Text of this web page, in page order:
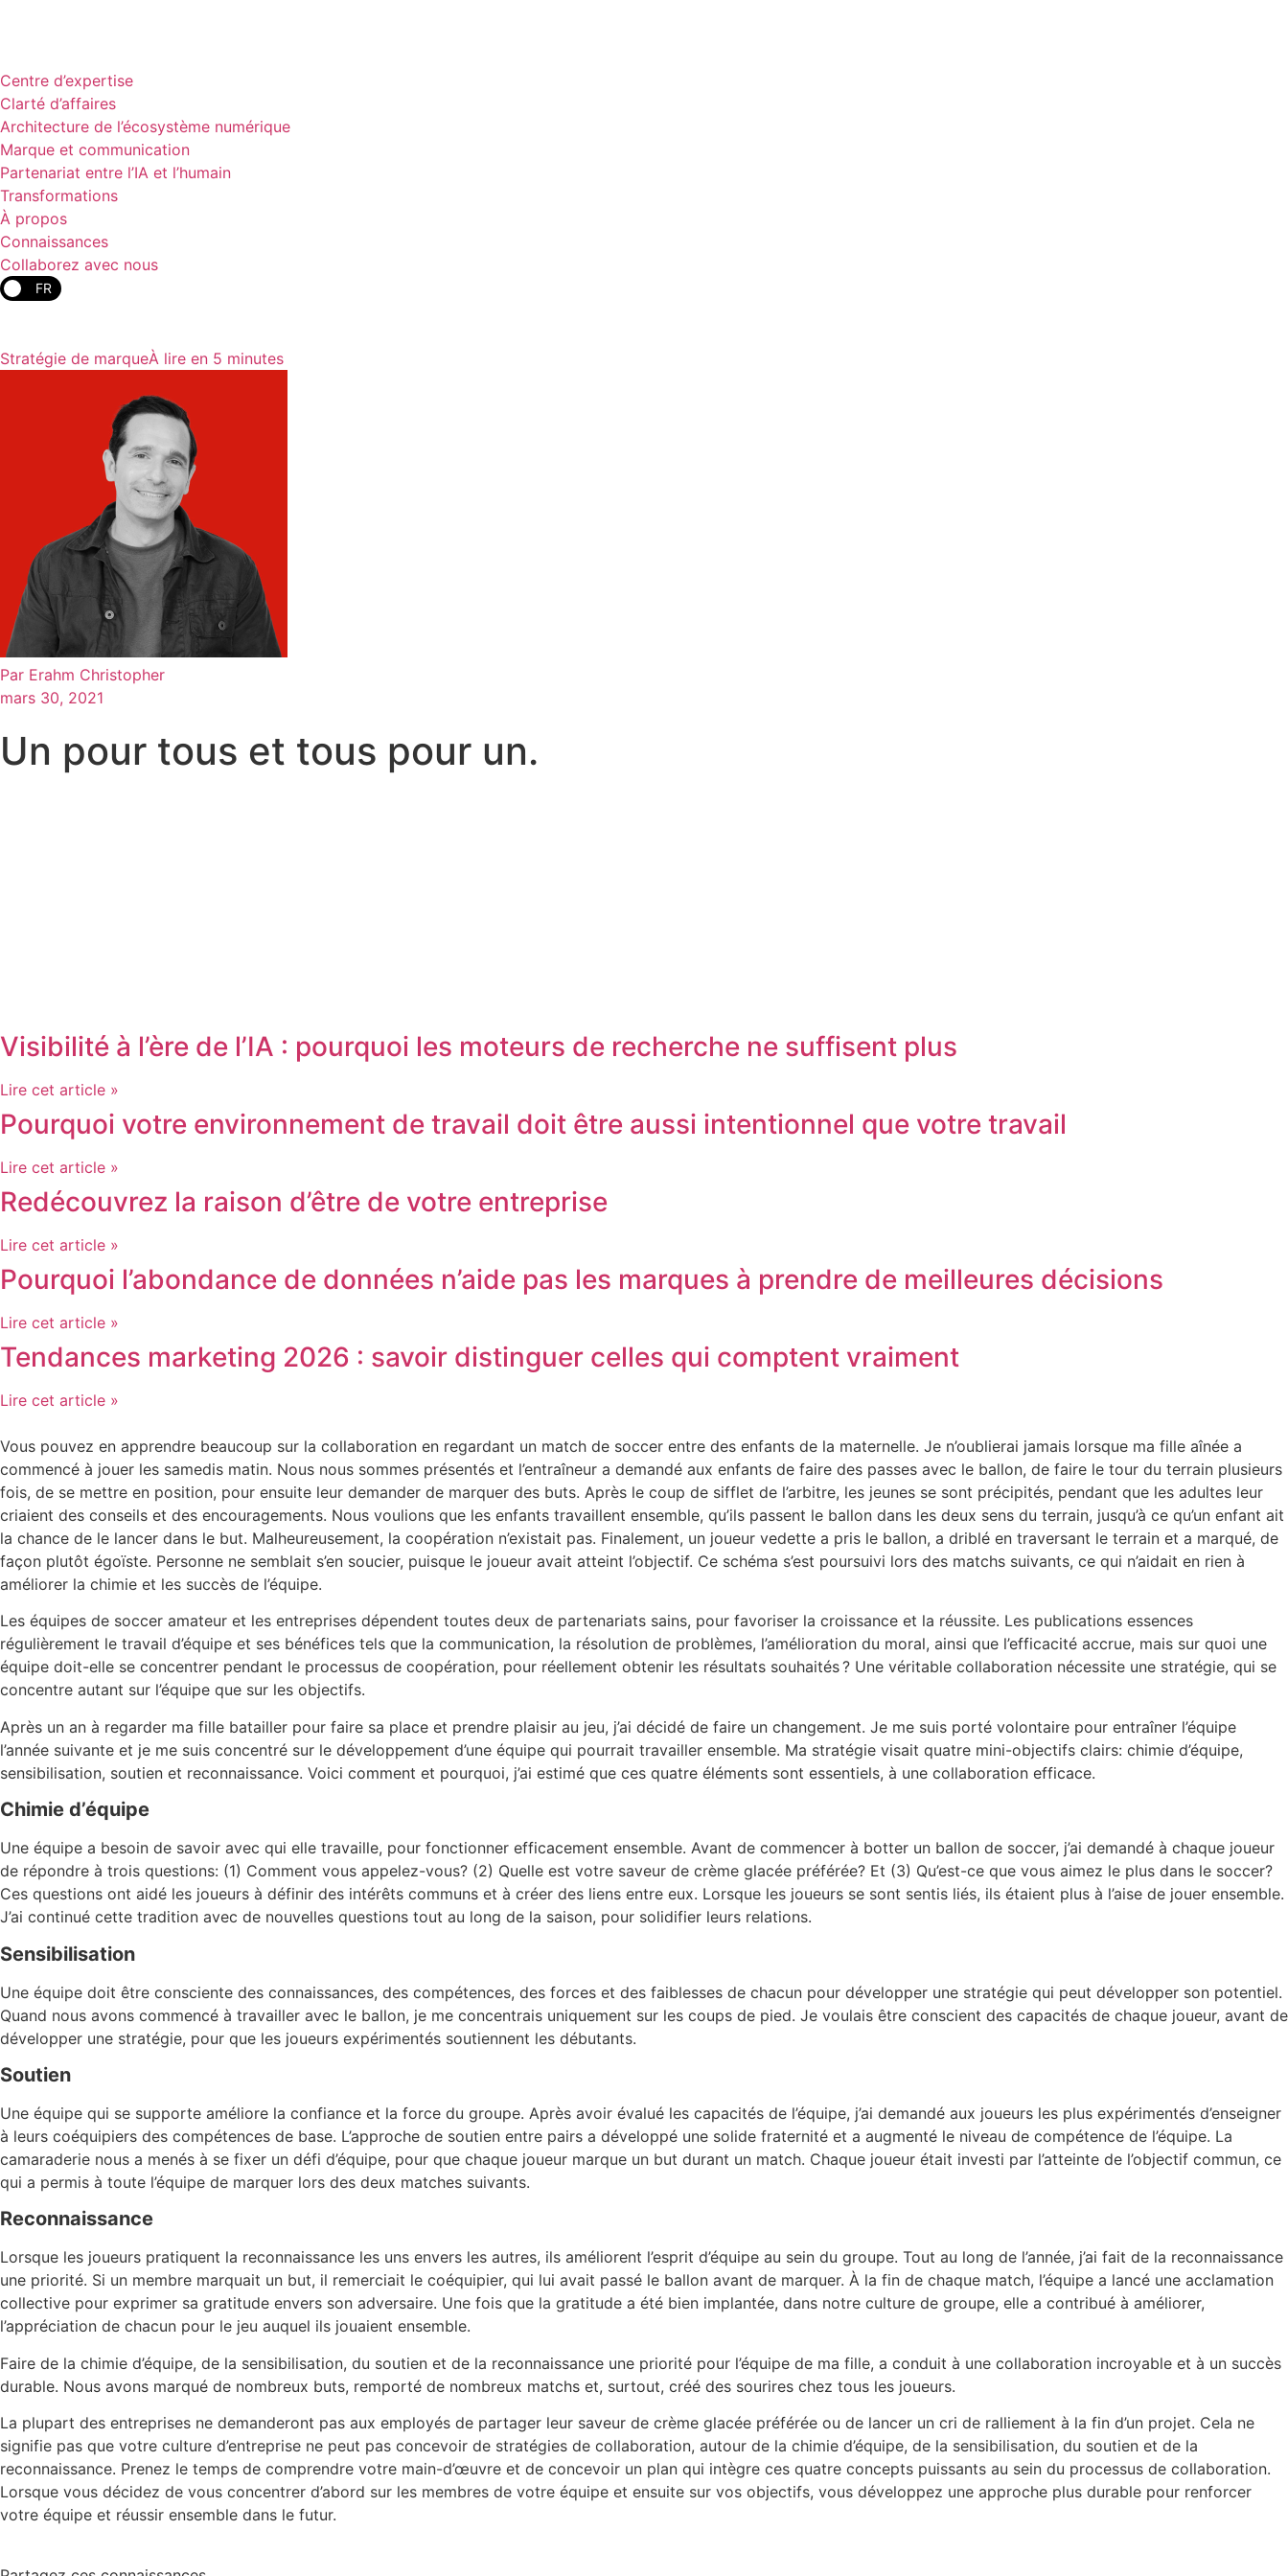
Centre d’expertise
Clarté d’affaires
Architecture de l’écosystème numérique
Marque et communication
Partenariat entre l’IA et l’humain
Transformations
À propos
Connaissances
Collaborez avec nous
FR
Stratégie de marqueÀ lire en 5 minutes
Par Erahm Christopher
mars 30, 2021
Un pour tous et tous pour un.
Visibilité à l’ère de l’IA : pourquoi les moteurs de recherche ne suffisent plus
Lire cet article »
Pourquoi votre environnement de travail doit être aussi intentionnel que votre travail
Lire cet article »
Redécouvrez la raison d’être de votre entreprise
Lire cet article »
Pourquoi l’abondance de données n’aide pas les marques à prendre de meilleures décisions
Lire cet article »
Tendances marketing 2026 : savoir distinguer celles qui comptent vraiment
Lire cet article »
Vous pouvez en apprendre beaucoup sur la collaboration en regardant un match de soccer entre des enfants de la maternelle. Je n’oublierai jamais lorsque ma fille aînée a
commencé à jouer les samedis matin. Nous nous sommes présentés et l’entraîneur a demandé aux enfants de faire des passes avec le ballon, de faire le tour du terrain plusieurs
fois, de se mettre en position, pour ensuite leur demander de marquer des buts. Après le coup de sifflet de l’arbitre, les jeunes se sont précipités, pendant que les adultes leur
criaient des conseils et des encouragements. Nous voulions que les enfants travaillent ensemble, qu’ils passent le ballon dans les deux sens du terrain, jusqu’à ce qu’un enfant ait
la chance de le lancer dans le but. Malheureusement, la coopération n’existait pas. Finalement, un joueur vedette a pris le ballon, a driblé en traversant le terrain et a marqué, de
façon plutôt égoïste. Personne ne semblait s’en soucier, puisque le joueur avait atteint l’objectif. Ce schéma s’est poursuivi lors des matchs suivants, ce qui n’aidait en rien à
améliorer la chimie et les succès de l’équipe.
Les équipes de soccer amateur et les entreprises dépendent toutes deux de partenariats sains, pour favoriser la croissance et la réussite. Les publications essences
régulièrement le travail d’équipe et ses bénéfices tels que la communication, la résolution de problèmes, l’amélioration du moral, ainsi que l’efficacité accrue, mais sur quoi une
équipe doit-elle se concentrer pendant le processus de coopération, pour réellement obtenir les résultats souhaités ? Une véritable collaboration nécessite une stratégie, qui se
concentre autant sur l’équipe que sur les objectifs.
Après un an à regarder ma fille batailler pour faire sa place et prendre plaisir au jeu, j’ai décidé de faire un changement. Je me suis porté volontaire pour entraîner l’équipe
l’année suivante et je me suis concentré sur le développement d’une équipe qui pourrait travailler ensemble. Ma stratégie visait quatre mini-objectifs clairs: chimie d’équipe,
sensibilisation, soutien et reconnaissance. Voici comment et pourquoi, j’ai estimé que ces quatre éléments sont essentiels, à une collaboration efficace.
Chimie d’équipe
Une équipe a besoin de savoir avec qui elle travaille, pour fonctionner efficacement ensemble. Avant de commencer à botter un ballon de soccer, j’ai demandé à chaque joueur
de répondre à trois questions: (1) Comment vous appelez-vous? (2) Quelle est votre saveur de crème glacée préférée? Et (3) Qu’est-ce que vous aimez le plus dans le soccer?
Ces questions ont aidé les joueurs à définir des intérêts communs et à créer des liens entre eux. Lorsque les joueurs se sont sentis liés, ils étaient plus à l’aise de jouer ensemble.
J’ai continué cette tradition avec de nouvelles questions tout au long de la saison, pour solidifier leurs relations.
Sensibilisation
Une équipe doit être consciente des connaissances, des compétences, des forces et des faiblesses de chacun pour développer une stratégie qui peut développer son potentiel.
Quand nous avons commencé à travailler avec le ballon, je me concentrais uniquement sur les coups de pied. Je voulais être conscient des capacités de chaque joueur, avant de
développer une stratégie, pour que les joueurs expérimentés soutiennent les débutants.
Soutien
Une équipe qui se supporte améliore la confiance et la force du groupe. Après avoir évalué les capacités de l’équipe, j’ai demandé aux joueurs les plus expérimentés d’enseigner
à leurs coéquipiers des compétences de base. L’approche de soutien entre pairs a développé une solide fraternité et a augmenté le niveau de compétence de l’équipe. La
camaraderie nous a menés à se fixer un défi d’équipe, pour que chaque joueur marque un but durant un match. Chaque joueur était investi par l’atteinte de l’objectif commun, ce
qui a permis à toute l’équipe de marquer lors des deux matches suivants.
Reconnaissance
Lorsque les joueurs pratiquent la reconnaissance les uns envers les autres, ils améliorent l’esprit d’équipe au sein du groupe. Tout au long de l’année, j’ai fait de la reconnaissance
une priorité. Si un membre marquait un but, il remerciait le coéquipier, qui lui avait passé le ballon avant de marquer. À la fin de chaque match, l’équipe a lancé une acclamation
collective pour exprimer sa gratitude envers son adversaire. Une fois que la gratitude a été bien implantée, dans notre culture de groupe, elle a contribué à améliorer,
l’appréciation de chacun pour le jeu auquel ils jouaient ensemble.
Faire de la chimie d’équipe, de la sensibilisation, du soutien et de la reconnaissance une priorité pour l’équipe de ma fille, a conduit à une collaboration incroyable et à un succès
durable. Nous avons marqué de nombreux buts, remporté de nombreux matchs et, surtout, créé des sourires chez tous les joueurs.
La plupart des entreprises ne demanderont pas aux employés de partager leur saveur de crème glacée préférée ou de lancer un cri de ralliement à la fin d’un projet. Cela ne
signifie pas que votre culture d’entreprise ne peut pas concevoir de stratégies de collaboration, autour de la chimie d’équipe, de la sensibilisation, du soutien et de la
reconnaissance. Prenez le temps de comprendre votre main-d’œuvre et de concevoir un plan qui intègre ces quatre concepts puissants au sein du processus de collaboration.
Lorsque vous décidez de vous concentrer d’abord sur les membres de votre équipe et ensuite sur vos objectifs, vous développez une approche plus durable pour renforcer
votre équipe et réussir ensemble dans le futur.